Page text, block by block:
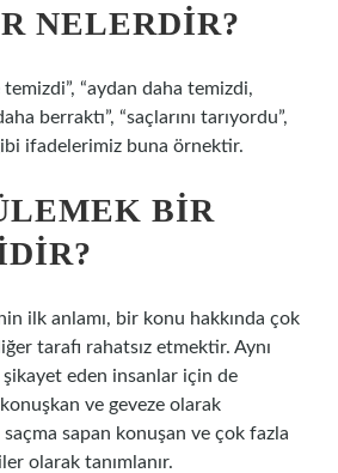
NELERDIR?
temizdi”, “aydan daha temizdi,
berraktı”, “saçlarını tarıyordu”,
ifadelerimiz buna örnektir.
BIR
ilk anlamı, bir konu hakkında çok
tarafı rahatsız etmektir. Aynı
eden insanlar için de
ve geveze olarak
sapan konuşan ve çok fazla
olarak tanımlanır.